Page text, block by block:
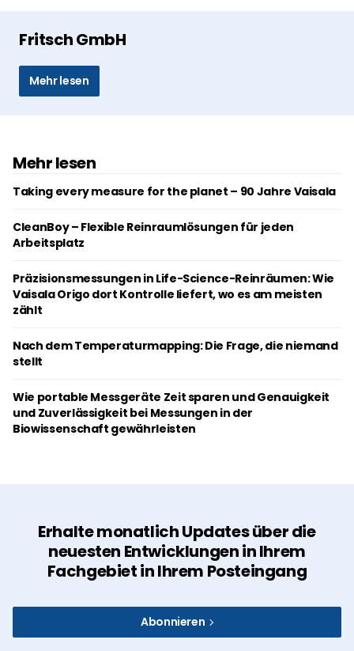
Fritsch GmbH
Mehr lesen
Mehr lesen
Taking every measure for the planet – 90 Jahre Vaisala
CleanBoy – Flexible Reinraumlösungen für jeden
Arbeitsplatz
Präzisionsmessungen in Life-Science-Reinräumen: Wie
Vaisala Origo dort Kontrolle liefert, wo es am meisten
zählt
Nach dem Temperaturmapping: Die Frage, die niemand
stellt
Wie portable Messgeräte Zeit sparen und Genauigkeit
und Zuverlässigkeit bei Messungen in der
Biowissenschaft gewährleisten
Erhalte monatlich Updates über die
neuesten Entwicklungen in Ihrem
Fachgebiet in Ihrem Posteingang
Abonnieren